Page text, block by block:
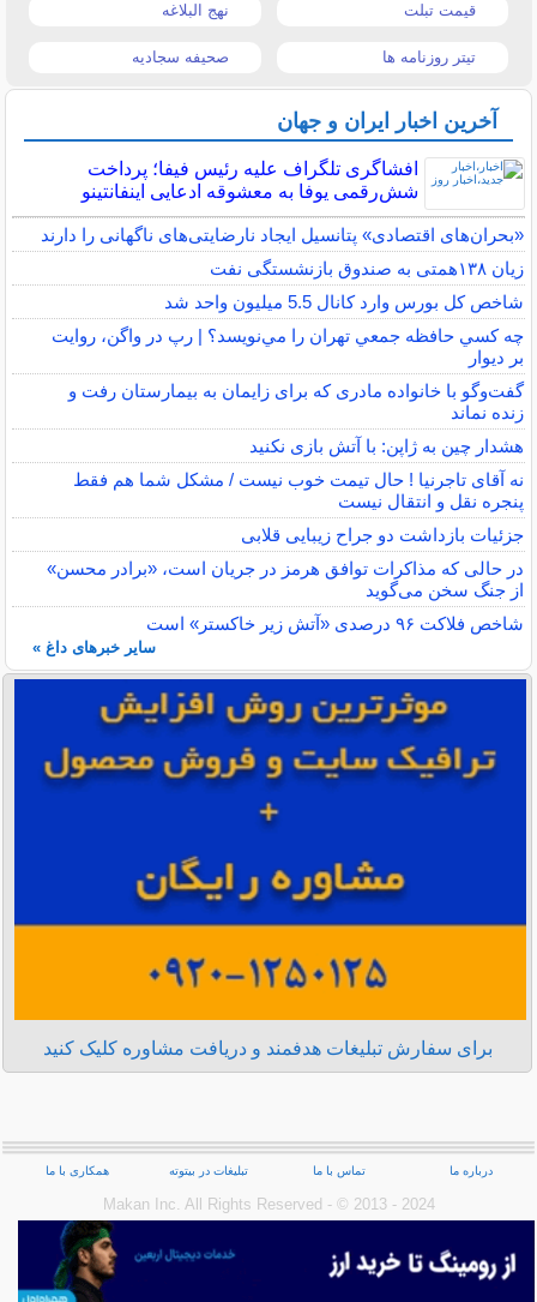
قیمت تبلت نهج البلاغه
تیتر روزنامه ها صحیفه سجادیه
آخرین اخبار ایران و جهان
افشاگری تلگراف علیه رئیس فیفا؛ پرداخت
شش‌رقمی یوفا به معشوقه ادعایی اینفانتینو
«بحران‌های اقتصادی» پتانسیل ایجاد نارضایتی‌های ناگهانی را دارند
زیان ۱۳۸همتی به صندوق بازنشستگی نفت
شاخص کل بورس وارد کانال 5.5 میلیون واحد شد
چه كسي حافظه جمعي تهران را مي‌نويسد؟ | رپ در واگن، روايت
بر ديوار
گفت‌وگو با خانواده مادری که برای زایمان به بیمارستان رفت و
زنده نماند
هشدار چین به ژاپن: با آتش بازی نکنید
نه آقای تاجرنیا ! حال تیمت خوب نیست / مشکل شما هم فقط
پنجره نقل و انتقال نیست
جزئیات بازداشت دو جراح زیبایی قلابی
در حالی که مذاکرات توافق هرمز در جریان است، «برادر محسن»
از جنگ سخن می‌گوید
شاخص فلاکت ۹۶ درصدی «آتش زیر خاکستر» است
سایر خبرهای داغ »
برای سفارش تبلیغات هدفمند و دریافت مشاوره کلیک کنید
درباره ما تماس با ما تبلیغات در بیتوته همکاری با ما
Makan Inc.‎ All Rights Reserved - © 2013 - 2024